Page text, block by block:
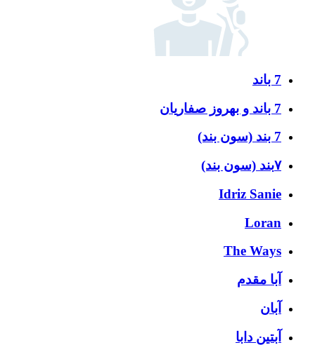
7 باند
7 باند و بهروز صفاریان
7 بند (سون بند)
۷بند (سون بند)
Idriz Sanie
Loran
The Ways
آبا مقدم
آبان
آبتین دابا